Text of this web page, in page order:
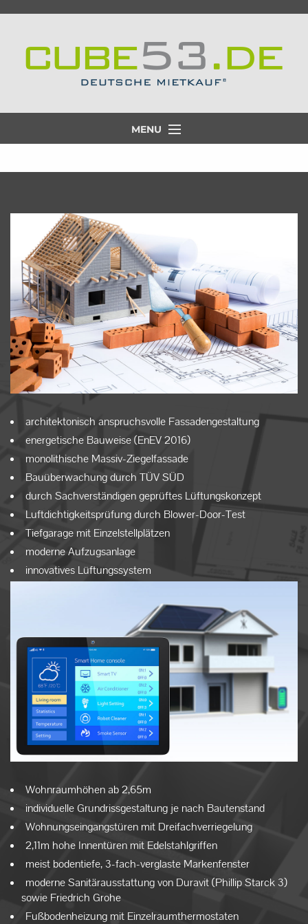
MENU
Aktuelle Projekte
Galerie
Kontakt
architektonisch anspruchsvolle Fassadengestaltung
energetische Bauweise (EnEV 2016)
monolithische Massiv-Ziegelfassade
Bauüberwachung durch TÜV SÜD
durch Sachverständigen geprüftes Lüftungskonzept
Luftdichtigkeitsprüfung durch Blower-Door-Test
Tiefgarage mit Einzelstellplätzen
moderne Aufzugsanlage
innovatives Lüftungssystem
Wohnraumhöhen ab 2,65m
individuelle Grundrissgestaltung je nach Bautenstand
Wohnungseingangstüren mit Dreifachverriegelung
2,11m hohe Innentüren mit Edelstahlgriffen
meist bodentiefe, 3-fach-verglaste Markenfenster
moderne Sanitärausstattung von Duravit (Phillip Starck 3)
sowie Friedrich Grohe
Fußbodenheizung mit Einzelraumthermostaten